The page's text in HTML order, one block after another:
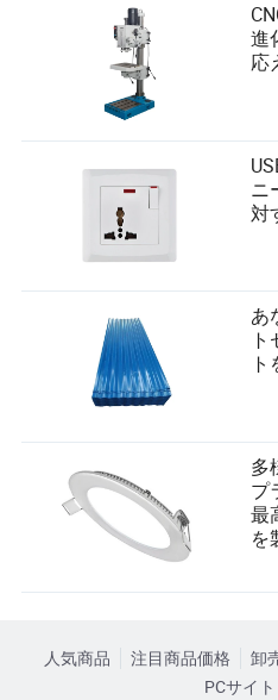
進
応
ニ
対
あ
多
プ
最
を
人気商品 注目商品価格 卸
PCサイト